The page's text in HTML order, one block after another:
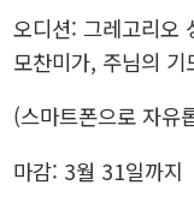
오디션: 그레고리오
모찬미가, 주님의
(스마트폰으로 자유
마감: 3월 31일까지